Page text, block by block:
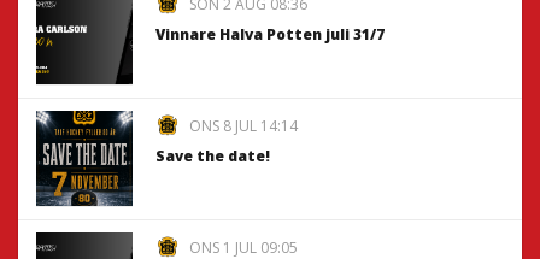
Vinnare Halva Potten juli 31/7
ONS 8 JUL 14:14
Save the date!
ONS 1 JUL 09:05